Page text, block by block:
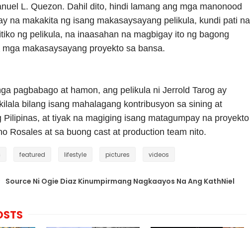
L. Quezon. Dahil dito, hindi lamang ang mga manonood
na makakita ng isang makasaysayang pelikula, kundi pati na
ng pelikula, na inaasahan na magbigay ito ng bagong
makasaysayang proyekto sa bansa.
pagbabago at hamon, ang pelikula ni Jerrold Tarog ay
bilang isang mahalagang kontribusyon sa sining at
Pilipinas, at tiyak na magiging isang matagumpay na proyekto
Rosales at sa buong cast at production team nito.
featured lifestyle pictures videos
Source Ni Ogie Diaz Kinumpirmang Nagkaayos Na Ang KathNiel